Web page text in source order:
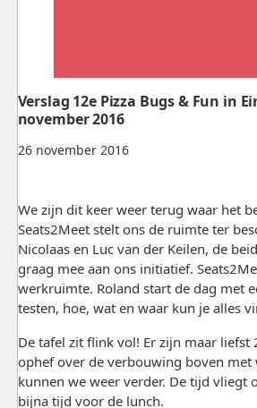
26 november 2016
Verslag 12e Pizza Bugs & Fun in
november 2016
We zijn dit keer weer terug waar het
Seats2Meet stelt ons de ruimte ter
Nicolaas en Luc van der Keilen, de
graag mee aan ons initiatief.
werkruimte. Roland start de dag met
testen, hoe, wat en waar kun je alles
De tafel zit flink vol! Er zijn maar liefst
ophef over de verbouwing boven met
kunnen we weer verder. De tijd vliegt
bijna tijd voor de lunch.